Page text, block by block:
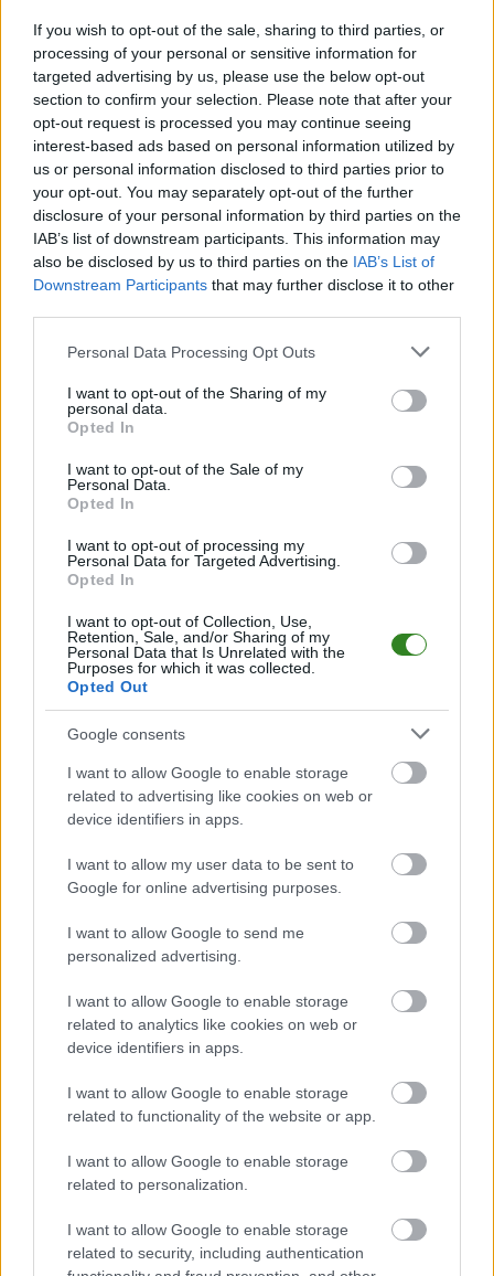
If you wish to opt-out of the sale, sharing to third parties, or
processing of your personal or sensitive information for
targeted advertising by us, please use the below opt-out
section to confirm your selection. Please note that after your
opt-out request is processed you may continue seeing
interest-based ads based on personal information utilized by
us or personal information disclosed to third parties prior to
your opt-out. You may separately opt-out of the further
disclosure of your personal information by third parties on the
IAB’s list of downstream participants. This information may
also be disclosed by us to third parties on the IAB’s List of
Downstream Participants that may further disclose it to other
Please note that this website/app uses one or more Google
not limited to your visit or usage behaviour. You may click to
grant or deny consent to Google and its third-party tags to
use your data for below specified purposes in below Google
consent section.
Personal Data Processing Opt Outs
I want to opt-out of the Sharing of my
personal data.
Opted In
I want to opt-out of the Sale of my
Personal Data.
Opted In
I want to opt-out of processing my
Personal Data for Targeted Advertising.
Opted In
I want to opt-out of Collection, Use,
Retention, Sale, and/or Sharing of my
Personal Data that Is Unrelated with the
Purposes for which it was collected.
Opted Out
Google consents
I want to allow Google to enable storage
related to advertising like cookies on web or
device identifiers in apps.
I want to allow my user data to be sent to
Google for online advertising purposes.
I want to allow Google to send me
personalized advertising.
I want to allow Google to enable storage
related to analytics like cookies on web or
device identifiers in apps.
I want to allow Google to enable storage
related to functionality of the website or app.
I want to allow Google to enable storage
related to personalization.
I want to allow Google to enable storage
related to security, including authentication
zwycięstwo
Błękitnych!
Przegrana
Czarnych
2022-10-25 10:50
Na boiskach dębickiej klasy okręgowej dominuje spadkowicz z
Ropczyc. Zmiana na dole tabeli po 12. kolejce ligowej.&nbsp;
MKS Błękitni Ropczyce &ndash; Kamieniarz Golemki
Podopieczni trenera Rafała Rudnego pewnie i wysoko pokonali
Kamieniarza z Golemek. Błękitni wygrali 6-0 rozstrzygając ...
pokonali Czarnych
zwycięstwo
Błękitni Ropczyce wygrali u siebie z Czarnymi Trześń w
najciekawszym meczu 10. kolejki dębickiej klasy okręgowej.
spadkowiczów lepszy okazał się lider z Ropczyc. Podopieczni
trenera Rafała Rudnego wygrali dziesiąty mecz ...
Klasa O Dębica:
Błękitni i Czarni
swoich rywali
2022-10-04 13:52
Pewne zwycięstwa faworytów w 9. kolejce dębickiej klasy
okręgowej. Sokis Sparta Chorzelów &ndash; MKS Błękitni
Ropczyce Kolejne okazałe zwycięstwo podopiecznych trenera
Rafała Rudnego, którzy w tym sezonie zdają się nie mieć sobie
równych. Mecz rozstrzygnął się, co częste w t...
Czarnovia Czarna - wszystkie powiązane newsy
Asseco Resovia| Developres Rzeszów |ITA TOOLS Stal Mielec
Cellfast Wilki Krosno| Texom Stal Rzeszów|Stal Mielec